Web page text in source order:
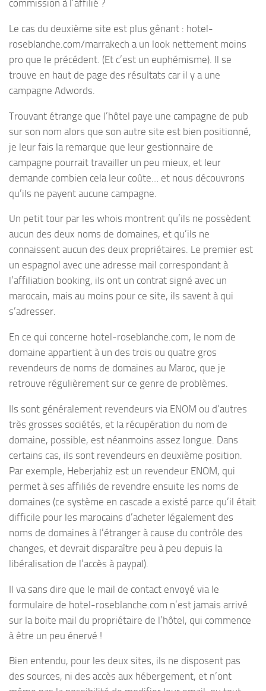
commission à l’affilié ?
Le cas du deuxième site est plus gênant : hotel-
roseblanche.com/marrakech a un look nettement moins
pro que le précédent. (Et c’est un euphémisme). Il se
trouve en haut de page des résultats car il y a une
campagne Adwords.
Trouvant étrange que l’hôtel paye une campagne de pub
sur son nom alors que son autre site est bien positionné,
je leur fais la remarque que leur gestionnaire de
campagne pourrait travailler un peu mieux, et leur
demande combien cela leur coûte… et nous découvrons
qu’ils ne payent aucune campagne.
Un petit tour par les whois montrent qu’ils ne possèdent
aucun des deux noms de domaines, et qu’ils ne
connaissent aucun des deux propriétaires. Le premier est
un espagnol avec une adresse mail correspondant à
l’affiliation booking, ils ont un contrat signé avec un
marocain, mais au moins pour ce site, ils savent à qui
s’adresser.
En ce qui concerne hotel-roseblanche.com, le nom de
domaine appartient à un des trois ou quatre gros
revendeurs de noms de domaines au Maroc, que je
retrouve régulièrement sur ce genre de problèmes.
Ils sont généralement revendeurs via ENOM ou d’autres
très grosses sociétés, et la récupération du nom de
domaine, possible, est néanmoins assez longue. Dans
certains cas, ils sont revendeurs en deuxième position.
Par exemple, Heberjahiz est un revendeur ENOM, qui
permet à ses affiliés de revendre ensuite les noms de
domaines (ce système en cascade a existé parce qu’il était
difficile pour les marocains d’acheter légalement des
noms de domaines à l’étranger à cause du contrôle des
changes, et devrait disparaître peu à peu depuis la
libéralisation de l’accès à paypal).
Il va sans dire que le mail de contact envoyé via le
formulaire de hotel-roseblanche.com n’est jamais arrivé
sur la boite mail du propriétaire de l’hôtel, qui commence
à être un peu énervé !
Bien entendu, pour les deux sites, ils ne disposent pas
des sources, ni des accès aux hébergement, et n’ont